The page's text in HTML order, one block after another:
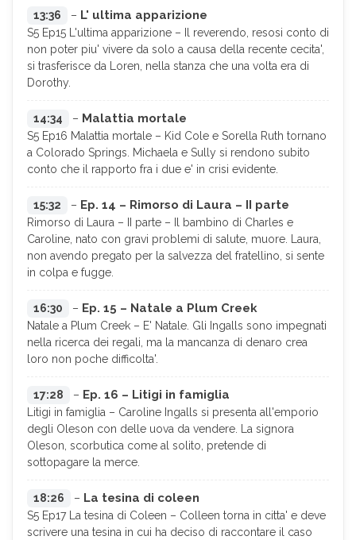
13:36 – L' ultima apparizione
S5 Ep15 L'ultima apparizione – Il reverendo, resosi conto di
non poter piu' vivere da solo a causa della recente cecita',
si trasferisce da Loren, nella stanza che una volta era di
Dorothy.
14:34 – Malattia mortale
S5 Ep16 Malattia mortale – Kid Cole e Sorella Ruth tornano
a Colorado Springs. Michaela e Sully si rendono subito
conto che il rapporto fra i due e' in crisi evidente.
15:32 – Ep. 14 – Rimorso di Laura – II parte
Rimorso di Laura – II parte – Il bambino di Charles e
Caroline, nato con gravi problemi di salute, muore. Laura,
non avendo pregato per la salvezza del fratellino, si sente
in colpa e fugge.
16:30 – Ep. 15 – Natale a Plum Creek
Natale a Plum Creek – E' Natale. Gli Ingalls sono impegnati
nella ricerca dei regali, ma la mancanza di denaro crea
loro non poche difficolta'.
17:28 – Ep. 16 – Litigi in famiglia
Litigi in famiglia – Caroline Ingalls si presenta all'emporio
degli Oleson con delle uova da vendere. La signora
Oleson, scorbutica come al solito, pretende di
sottopagare la merce.
18:26 – La tesina di coleen
S5 Ep17 La tesina di Coleen – Colleen torna in citta' e deve
scrivere una tesina in cui ha deciso di raccontare il caso